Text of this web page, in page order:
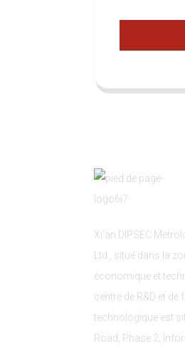
Xi'an DIPSEC
Ltd., situé dans la
économique et
centre de R&D et de
technologique est
Road, Phase 2,